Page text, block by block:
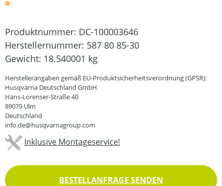
Produktnummer: DC-100003646
Herstellernummer: 587 80 85-30
Gewicht: 18.540001 kg
Herstellerangaben gemäß EU-Produktsicherheitsverordnung (GPSR):
Husqvarna Deutschland GmbH
Hans-Lorenser-Straße 40
89079 Ulm
Deutschland
info.de@husqvarnagroup.com
Inklusive Montageservice!
BESTELLANFRAGE SENDEN